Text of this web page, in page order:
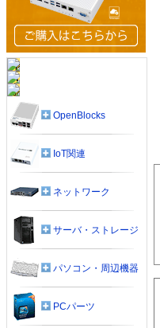
OpenBlocks
IoT関連
ネットワーク
サーバ・ストレージ
パソコン・周辺機器
PCパーツ